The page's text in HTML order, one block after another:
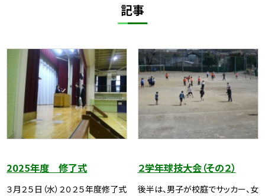
記事
2025年度 修了式
３月２５日（水）２０２５年度修了式
２学年球技大会（その２）
後半は、男子が校庭でサッカー、女